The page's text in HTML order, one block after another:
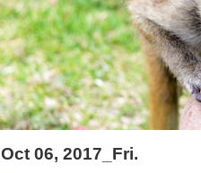
Oct 06, 2017_Fri.